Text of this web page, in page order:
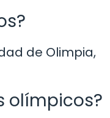
de Olimpia,
olímpicos?